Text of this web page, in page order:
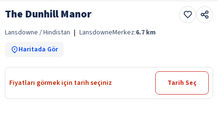
The Dunhill Manor
Lansdowne / Hindistan | LansdowneMerkez:6.7 km
Haritada Gör
Fiyatları görmek için tarih seçiniz Tarih Seç